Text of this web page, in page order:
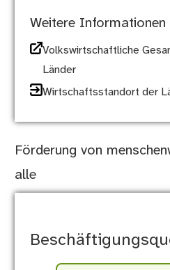
Weitere Informationen
Volkswirtschaftliche
Länder
Wirtschaftsstandort der
Förderung von
alle